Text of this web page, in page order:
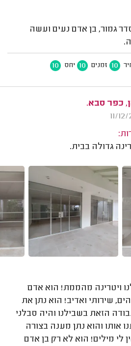
גמור, בן אדם נעים ועשה
10 זמנים 10 יחס 10
כפר סבא.
גדולה בבית.
ויטרינה מהממת! הוא אדם
שירותי ואדיב! הוא נתן את
הזאת בשבילנו והיה סבלני
אותו והוא נתן מענה בצורה
לי מילים! הוא לא רק בן אדם